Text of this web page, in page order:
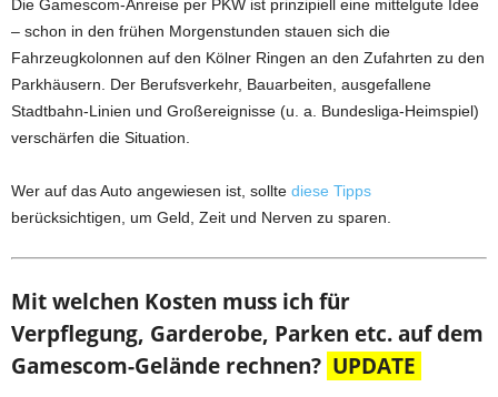
Die Gamescom-Anreise per PKW ist prinzipiell eine mittelgute Idee
– schon in den frühen Morgenstunden stauen sich die
Fahrzeugkolonnen auf den Kölner Ringen an den Zufahrten zu den
Parkhäusern. Der Berufsverkehr, Bauarbeiten, ausgefallene
Stadtbahn-Linien und Großereignisse (u. a. Bundesliga-Heimspiel)
verschärfen die Situation.
Wer auf das Auto angewiesen ist, sollte diese Tipps
berücksichtigen, um Geld, Zeit und Nerven zu sparen.
Mit welchen Kosten muss ich für
Verpflegung, Garderobe, Parken etc. auf dem
Gamescom-Gelände rechnen? UPDATE